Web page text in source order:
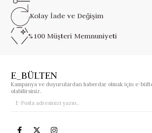
Kolay İade ve Değişim
%100 Müşteri Memnuniyeti
E_BÜLTEN
Kampanya ve duyurulardan haberdar olmak için e-
olabilirsiniz.